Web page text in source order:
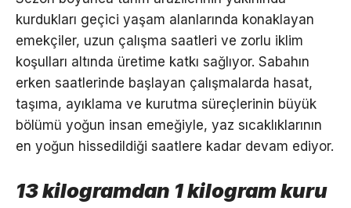
kurdukları geçici yaşam alanlarında konaklayan
emekçiler, uzun çalışma saatleri ve zorlu iklim
koşulları altında üretime katkı sağlıyor. Sabahın
erken saatlerinde başlayan çalışmalarda hasat,
taşıma, ayıklama ve kurutma süreçlerinin büyük
bölümü yoğun insan emeğiyle, yaz sıcaklıklarının
en yoğun hissedildiği saatlere kadar devam ediyor.
13 kilogramdan 1 kilogram kuru